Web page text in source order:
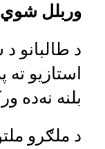
وربلل
د
استازیو
بلنه نه‌ده
د ملګرو